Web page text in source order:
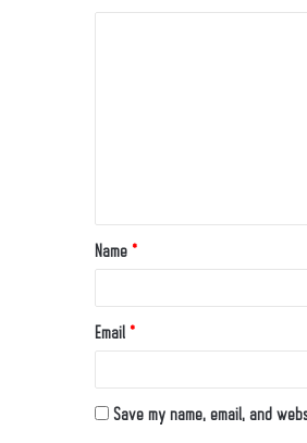
Name *
Email *
Save my name, email, and